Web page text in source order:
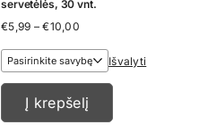
servetėlės, 30 vnt.
€5,99 – €10,00Price
€5,99
throughIšvalyti
Į krepšelį